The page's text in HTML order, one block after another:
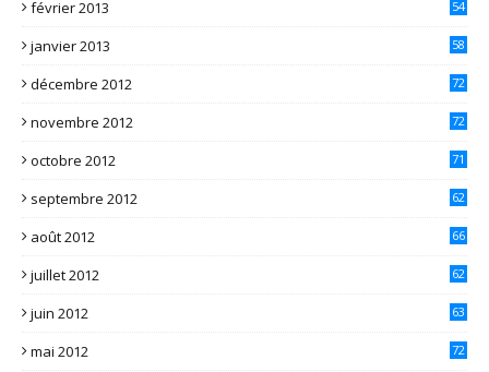
février 2013 54
janvier 2013 58
décembre 2012 72
novembre 2012 72
octobre 2012 71
septembre 2012 62
août 2012 66
juillet 2012 62
juin 2012 63
mai 2012 72